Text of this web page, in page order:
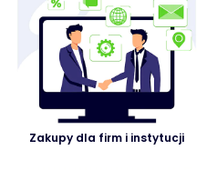
Zakupy dla firm i instytucji